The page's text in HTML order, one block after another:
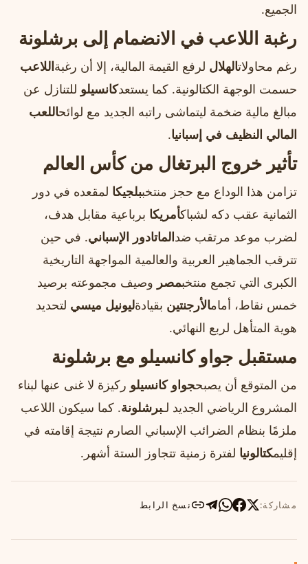
الجميع.
رغبة اللاعب في الانضمام إلى برشلونة
رغم محاولاتالهلال لرفع القيمة المالية، إلا أن رغبةاللاعب
حسمت الوجهة الكتالونية. كما يستعدكانسيلو للتنازل عن
مبالغ مالية ضخمة ليتماشى راتبه الجديد مع لوائحاللعب
المالي النظيف في إسبانيا.
تأثير خروج البرتغال من كأس العالم
تزامن هذا الوداع مع حجز منتخببلجيكا لمقعده في دور
الثمانية عقب دكه لشباكأمريكا برباعية مقابل هدف،
لضرب موعد مرتقب ضدالماتادور الإسباني. في حين
تترقب الجماهير العربية والعالمية المواجهة التاريخية
الكبرى التي تجمع منتخبمصر وصيف مجموعته برصيد
خمس نقاط، أمامالأرجنتين بقيادةليونيل ميسي لتحديد
هوية المتأهل لربع النهائي.
مستقبل جواو كانسيلو مع برشلونة
من المتوقع أن يصبحجواو كانسيلو ركيزة لا غنى عنها لبناء
المشروع الرياضي الجديد لـبرشلونة. كما سيكون اللاعب
ملزمًا بنظام الضرائب الإسباني الصارم نتيجة إقامته في
إقليمكتالونيا لفترة زمنية تتجاوز الستة أشهر.
مشاركة: نسخ الرابط